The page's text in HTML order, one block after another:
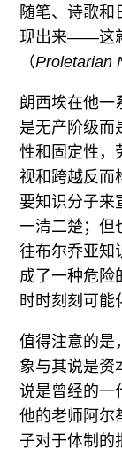
随笔、诗歌和
现出来——这
（Proletarian
朗西埃在他一
是无产阶级而
性和固定性，
视和跨越反而
要知识分子
一清二楚；但
往布尔乔亚知
成了一种危险
时时刻刻可能
值得注意的是
象与其说是资
说是曾经的一
他的老师阿尔
子对于体制的